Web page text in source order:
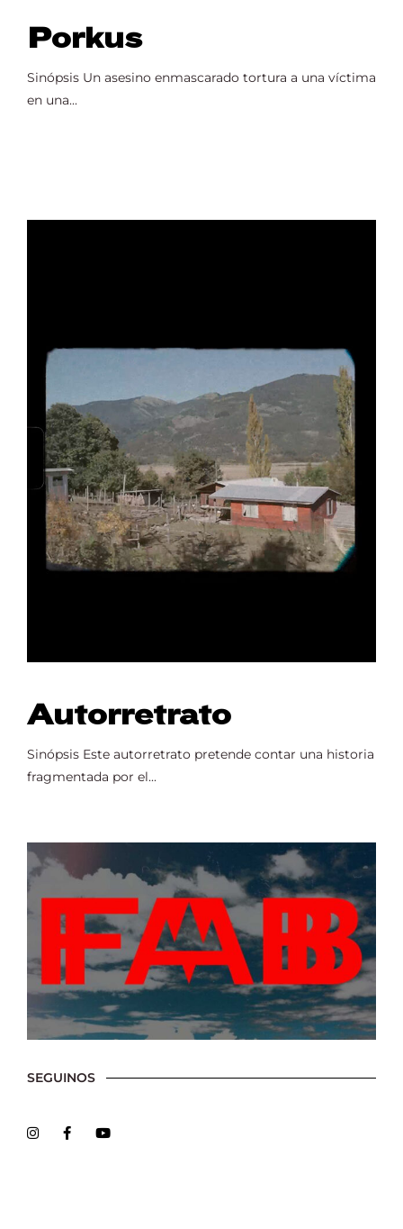
Porkus
Sinópsis Un asesino enmascarado tortura a una víctima
en una...
Autorretrato
Sinópsis Este autorretrato pretende contar una historia
fragmentada por el...
SEGUINOS